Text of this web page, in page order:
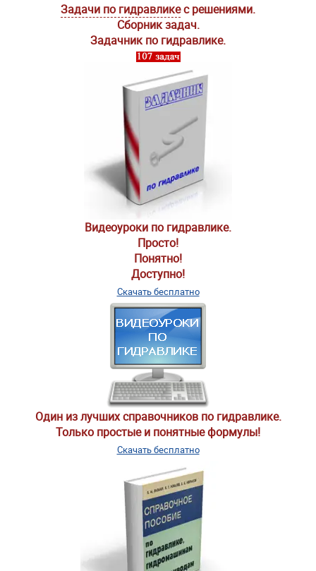
Задачи по гидравликес решениями.
Сборник задач.
Задачник по гидравлике.
Видеоуроки по гидравлике.
Просто!
Понятно!
Доступно!
Скачать бесплатно
Один из лучших справочников по гидравлике.
Только простые и понятные формулы!
Скачать бесплатно